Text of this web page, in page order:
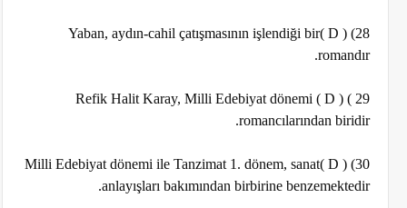
28) ( D )Yaban, aydın-cahil çatışmasının işlendiği bir
romandır.
29 ) ( D ) Refik Halit Karay, Milli Edebiyat dönemi
romancılarından biridir.
30) ( D )Milli Edebiyat dönemi ile Tanzimat 1. dönem, sanat
anlayışları bakımından birbirine benzemektedir.